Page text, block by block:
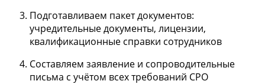
Подготавливаем пакет документов:
учредительные документы, лицензии,
квалификационные справки сотрудников
Составляем заявление и сопроводительные
письма с учётом всех требований СРО